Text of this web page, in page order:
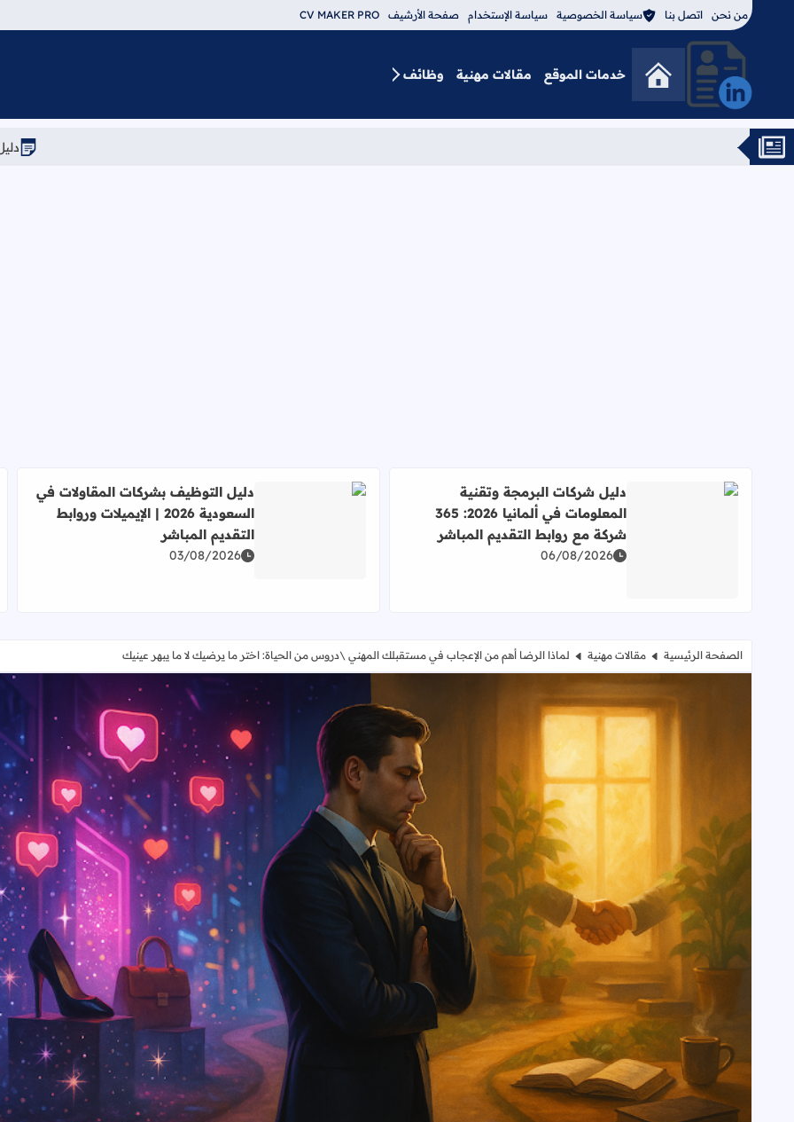
من نحن اتصل بنا سياسة الخصوصية سياسة الإستخدام صفحة الأرشيف CV MAKER PRO
منصة فادي أحمد المهنية
خدمات الموقع مقالات مهنية وظائف
دليل شركات ومصانع
اقرأ المزيد عن دليل شركات البرمجة وتقنية المعلومات في ألمانيا 2026: 365 شركة مع روابط التقديم المباشر
دليل شركات البرمجة وتقنية
المعلومات في ألمانيا 2026: 365
شركة مع روابط التقديم المباشر
06/08/2026
اقرأ المزيد عن دليل التوظيف بشركات المقاولات في السعودية 2026 | الإيميلات وروابط التقديم
دليل التوظيف بشركات المقاولات في
السعودية 2026 | الإيميلات وروابط
التقديم المباشر
03/08/2026
الصفحة الرئيسية مقالات مهنية لماذا الرضا أهم من الإعجاب في مستقبلك المهني \دروس من الحياة: اختر ما يرضيك لا ما يبهر عينيك
لماذا الرضا أهم من الإعجاب في مستقبلك المهني \دروس من الحياة: